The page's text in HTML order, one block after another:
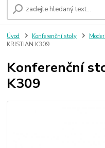
Úvod Konferenční stoly
KRISTIAN K309
Konferenční
K309